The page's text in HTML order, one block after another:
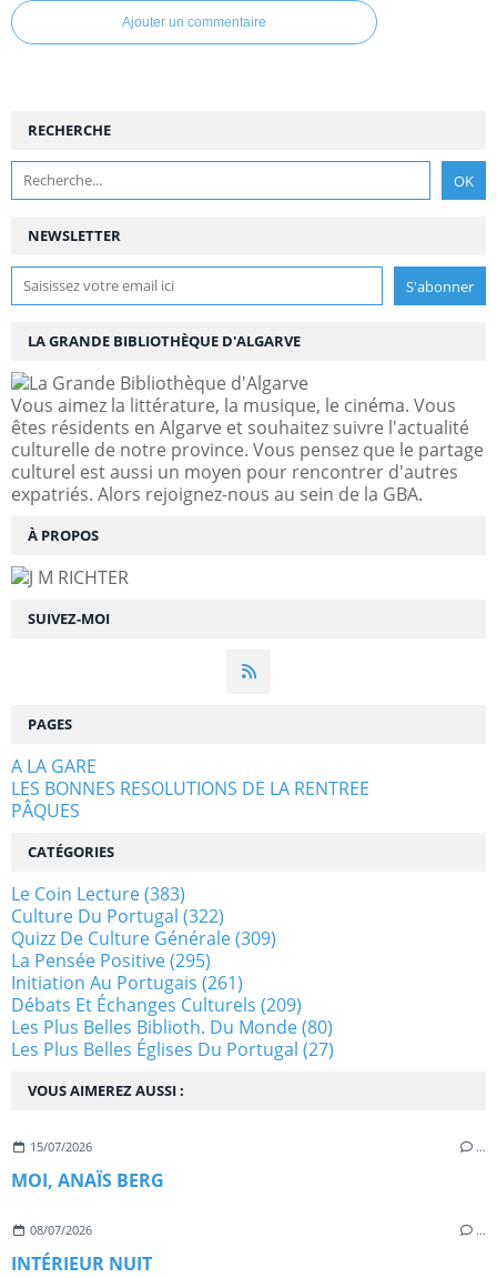
Ajouter un commentaire
NEWSLETTER
SUIVEZ-MOI
RECHERCHE
LA GRANDE BIBLIOTHÈQUE D'ALGARVE
Vous aimez la littérature, la musique, le cinéma. Vous
êtes résidents en Algarve et souhaitez suivre l'actualité
culturelle de notre province. Vous pensez que le partage
culturel est aussi un moyen pour rencontrer d'autres
expatriés. Alors rejoignez-nous au sein de la GBA.
À PROPOS
VOUS AIMEREZ AUSSI :
15/07/2026 …
MOI, ANAÏS BERG
08/07/2026 …
INTÉRIEUR NUIT
PAGES
A LA GARE
LES BONNES RESOLUTIONS DE LA RENTREE
PÂQUES
CATÉGORIES
Le Coin Lecture(383)
Culture Du Portugal (322)
Quizz De Culture Générale(309)
La Pensée Positive(295)
Initiation Au Portugais (261)
Débats Et Échanges Culturels (209)
Les Plus Belles Biblioth. Du Monde(80)
Les Plus Belles Églises Du Portugal (27)